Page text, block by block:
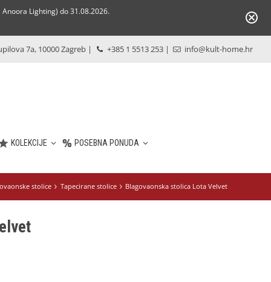
Lighting) do 31.08.2026.
7a, 10000 Zagreb | +385 1 5513 253 | info@kult-home.hr
KOLEKCIJE POSEBNA PONUDA
stolice Tapecirane stolice Blagovaonska stolica Lota Velvet